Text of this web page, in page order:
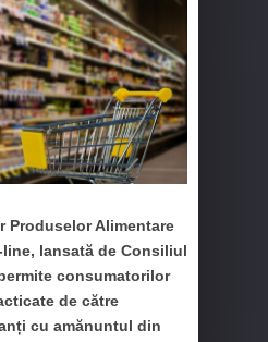
Produselor Alimentare
lansată de Consiliul
consumatorilor
de către
cu amănuntul din